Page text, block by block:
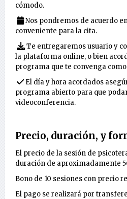
cómodo.
Nos pondremos de acuerdo
conveniente para la cita.
Te entregaremos usuario y
la plataforma online, o bien
programa que te convenga
El día y hora acordados
programa abierto para que
videoconferencia.
Precio, duración, y
El precio de la sesión de
duración de aproximadamente
Bono de 10 sesiones con precio
El pago se realizará por